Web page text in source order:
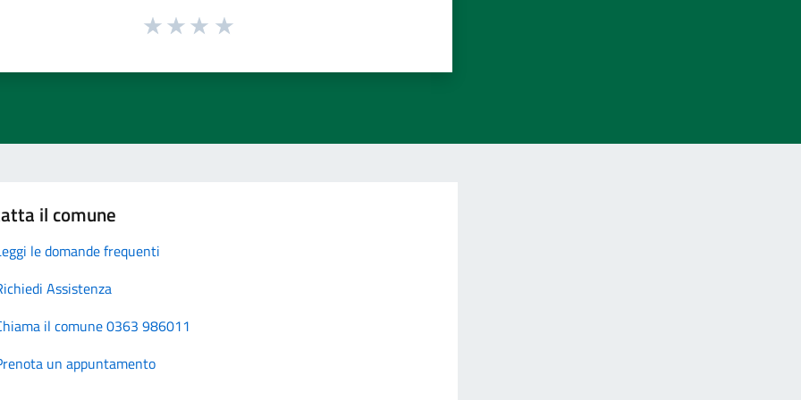
il comune
le domande frequenti
Assistenza
il comune 0363 986011
un appuntamento